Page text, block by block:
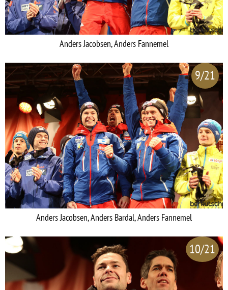
Anders Jacobsen, Anders Fannemel
9/21
Anders Jacobsen, Anders Bardal, Anders Fannemel
10/21